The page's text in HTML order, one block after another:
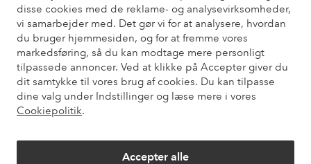
disse cookies med de reklame- og analysevirksomheder,
vi samarbejder med. Det gør vi for at analysere, hvordan
du bruger hjemmesiden, og for at fremme vores
markedsføring, så du kan modtage mere personligt
tilpassede annoncer. Ved at klikke på Accepter giver du
dit samtykke til vores brug af cookies. Du kan tilpasse
dine valg under Indstillinger og læse mere i vores
Cookiepolitik.
Accepter alle
Mine sider
Om Ellos
Vores tjenester